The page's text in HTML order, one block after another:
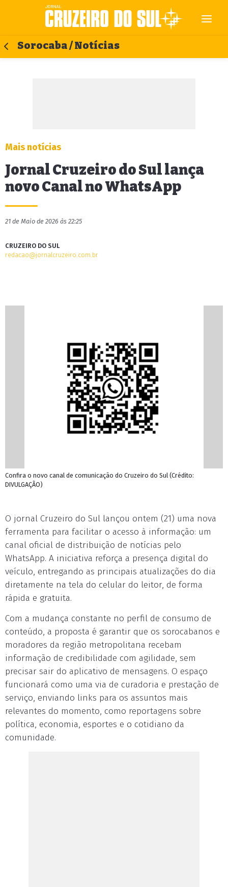
Sorocaba / Notícias
Mais notícias
Jornal Cruzeiro do Sul lança
novo Canal no WhatsApp
21 de Maio de 2026 às 22:25
CRUZEIRO DO SUL
redacao@jornalcruzeiro.com.br
Confira o novo canal de comunicação do Cruzeiro do Sul (Crédito:
DIVULGAÇÃO)
O jornal Cruzeiro do Sul lançou ontem (21) uma nova
ferramenta para facilitar o acesso à informação: um
canal oficial de distribuição de notícias pelo
WhatsApp. A iniciativa reforça a presença digital do
veículo, entregando as principais atualizações do dia
diretamente na tela do celular do leitor, de forma
rápida e gratuita.
Com a mudança constante no perfil de consumo de
conteúdo, a proposta é garantir que os sorocabanos e
moradores da região metropolitana recebam
informação de credibilidade com agilidade, sem
precisar sair do aplicativo de mensagens. O espaço
funcionará como uma via de curadoria e prestação de
serviço, enviando links para os assuntos mais
relevantes do momento, como reportagens sobre
política, economia, esportes e o cotidiano da
comunidade.